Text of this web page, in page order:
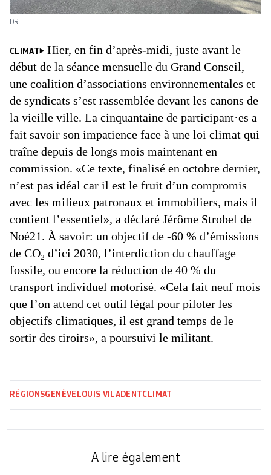
DR
CLIMAT
Hier, en fin d’après-midi, juste avant le
début de la séance mensuelle du Grand Conseil,
une coalition d’associations environnementales et
de syndicats s’est rassemblée devant les canons de
la vieille ville. La cinquantaine de participant·es a
fait savoir son impatience face à une loi climat qui
traîne depuis de longs mois maintenant en
commission. «Ce texte, finalisé en octobre dernier,
n’est pas idéal car il est le fruit d’un compromis
avec les milieux patronaux et immobiliers, mais il
contient l’essentiel», a déclaré Jérôme Strobel de
Noé21. À savoir: un objectif de -60 % d’émissions
de CO₂ d’ici 2030, l’interdiction du chauffage
fossile, ou encore la réduction de 40 % du
transport individuel motorisé. «Cela fait neuf mois
que l’on attend cet outil légal pour piloter les
objectifs climatiques, il est grand temps de le
sortir des tiroirs», a poursuivi le militant.
RÉGIONSGENÈVE LOUIS VILADENTCLIMAT
A lire également